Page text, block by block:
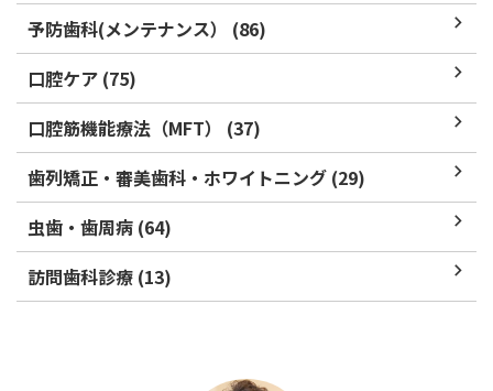
予防歯科(メンテナンス） (86)
口腔ケア (75)
口腔筋機能療法（MFT） (37)
歯列矯正・審美歯科・ホワイトニング (29)
虫歯・歯周病 (64)
訪問歯科診療 (13)